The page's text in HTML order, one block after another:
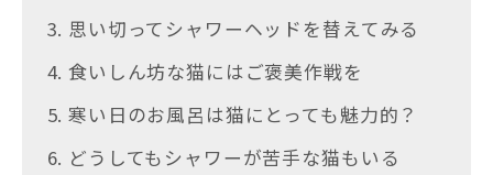
3. 思い切ってシャワーヘッドを替えてみる
4. 食いしん坊な猫にはご褒美作戦を
5. 寒い日のお風呂は猫にとっても魅力的？
6. どうしてもシャワーが苦手な猫もいる